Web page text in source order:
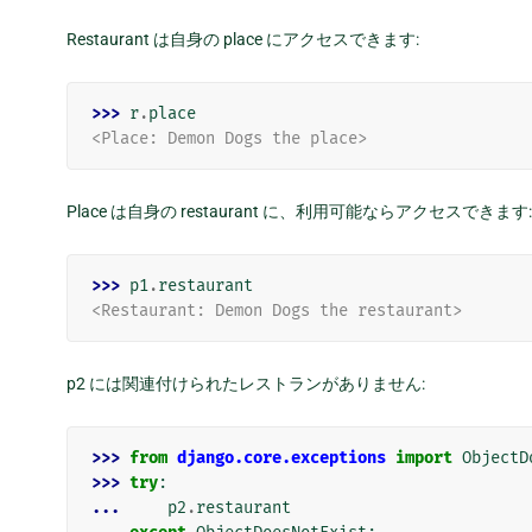
Restaurant は自身の place にアクセスできます:
>>> r.place
<Place: Demon Dogs the place>
Place は自身の restaurant に、利用可能ならアクセスできます:
>>> p1.restaurant
<Restaurant: Demon Dogs the restaurant>
p2 には関連付けられたレストランがありません:
>>> from django.core.exceptions import
>>> try:
...
p2 .restaurant